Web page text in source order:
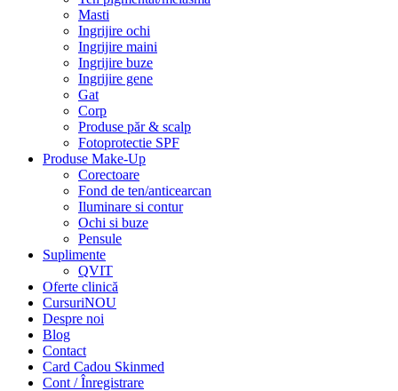
Masti
Ingrijire ochi
Ingrijire maini
Ingrijire buze
Ingrijire gene
Gat
Corp
Produse păr & scalp
Fotoprotectie SPF
Produse Make-Up
Corectoare
Fond de ten/anticearcan
Iluminare si contur
Ochi si buze
Pensule
Suplimente
QVIT
Oferte clinică
CursuriNOU
Despre noi
Blog
Contact
Card Cadou Skinmed
Cont / Înregistrare